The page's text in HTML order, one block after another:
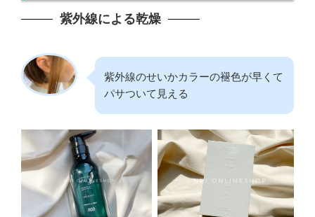
紫外線による乾燥
紫外線のせいかカラーの褪色が早くて
パサついて見える